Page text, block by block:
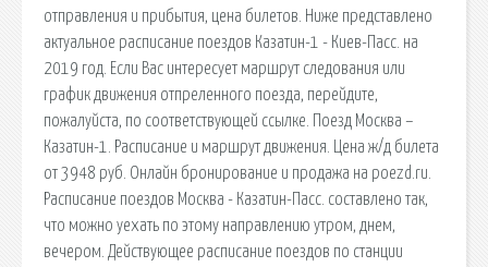
отправления и прибытия, цена билетов. Ниже представлено
актуальное расписание поездов Казатин-1 - Киев-Пасс. на
2019 год. Если Вас интересует маршрут следования или
график движения отпреленного поезда, перейдите,
пожалуйста, по соответствующей ссылке. Поезд Москва –
Казатин-1. Расписание и маршрут движения. Цена ж/д билета
от 3948 руб. Онлайн бронирование и продажа на poezd.ru.
Расписание поездов Москва - Казатин-Пасс. составлено так,
что можно уехать по этому направлению утром, днем,
вечером. Действующее расписание поездов по станции